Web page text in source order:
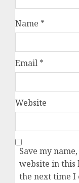
Name *
Email *
Website
Save my
website in
the next time I